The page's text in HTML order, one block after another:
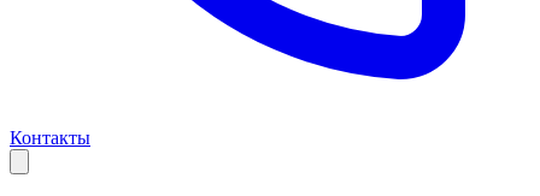
Контакты